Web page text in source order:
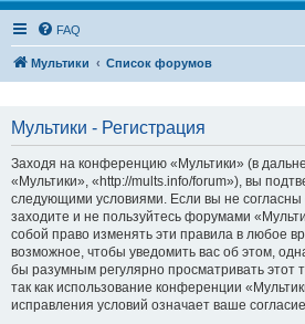
FAQ
Мультики Список форумов
Мультики - Регистрация
Заходя на конференцию «Мультики» (в
«Мультики», «http://mults.info/forum»), вы
следующими условиями. Если вы не согласны
заходите и не пользуйтесь форумами
собой право изменять эти правила в любое
возможное, чтобы уведомить вас об этом,
бы разумным регулярно просматривать этот
так как использование конференции
исправления условий означает ваше